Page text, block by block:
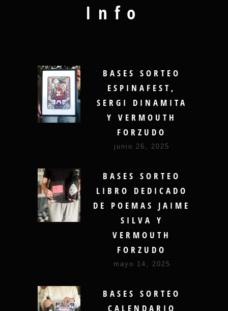
Info
BASES SORTEO
ESPINAFEST,
SERGI DINAMITA
Y VERMOUTH
FORZUDO
junio 26, 2025
BASES SORTEO
LIBRO DEDICADO
DE POEMAS JAIME
SILVA Y
VERMOUTH
FORZUDO
mayo 14, 2025
BASES SORTEO
CALENDARIO